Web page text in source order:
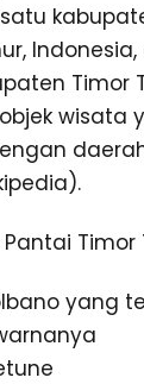
Timor
wisata
yang